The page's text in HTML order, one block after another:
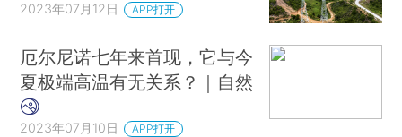
2023年07月12日 APP打开
厄尔尼诺七年来首现，它与今
夏极端高温有无关系？｜自然
2023年07月10日 APP打开